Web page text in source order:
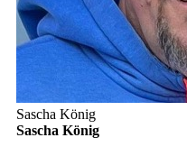
Sascha König
Sascha König